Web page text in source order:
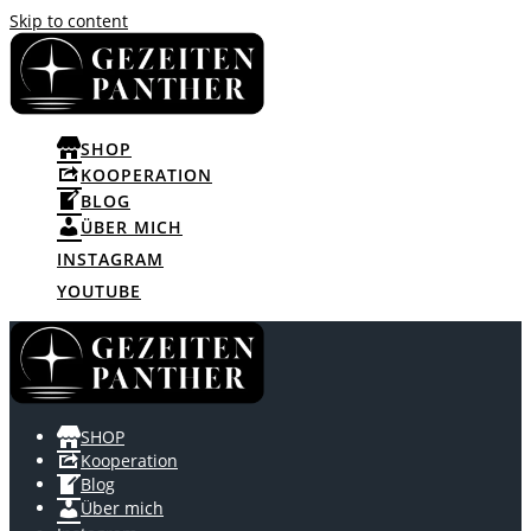
Skip to content
SHOP
KOOPERATION
BLOG
ÜBER MICH
INSTAGRAM
YOUTUBE
SHOP
Kooperation
Blog
Über mich